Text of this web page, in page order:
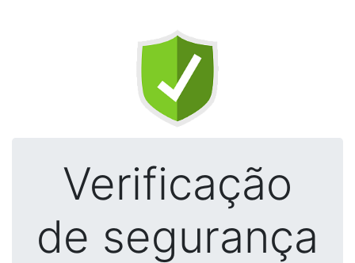
Verificação
de segurança